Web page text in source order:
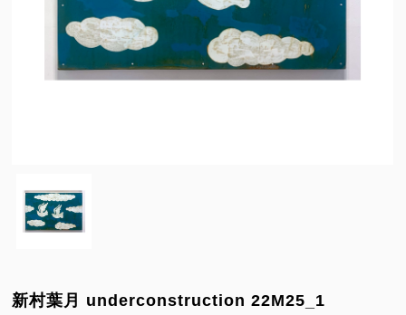
新村葉月 underconstruction 22M25_1